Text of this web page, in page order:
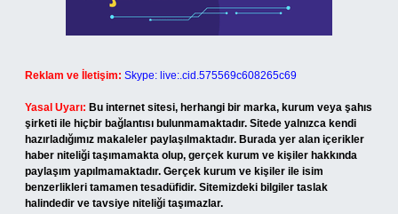
Reklam ve İletişim: Skype: live:.cid.575569c608265c69
Yasal Uyarı: Bu internet sitesi, herhangi bir marka, kurum veya şahıs
şirketi ile hiçbir bağlantısı bulunmamaktadır. Sitede yalnızca kendi
hazırladığımız makaleler paylaşılmaktadır. Burada yer alan içerikler
haber niteliği taşımamakta olup, gerçek kurum ve kişiler hakkında
paylaşım yapılmamaktadır. Gerçek kurum ve kişiler ile isim
benzerlikleri tamamen tesadüfidir. Sitemizdeki bilgiler taslak
halindedir ve tavsiye niteliği taşımazlar.